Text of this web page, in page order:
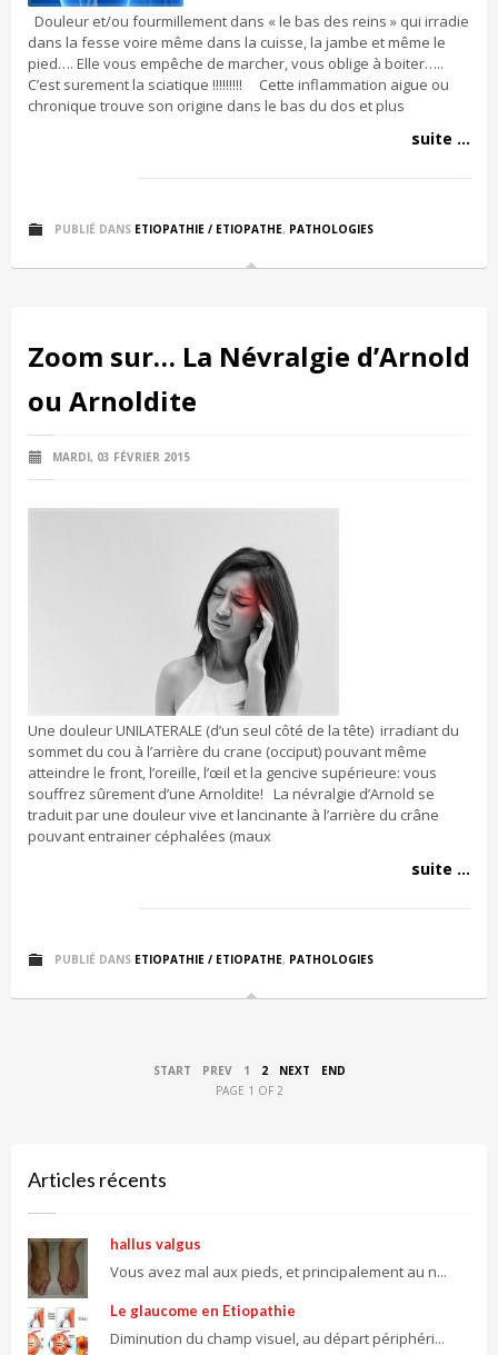
Douleur et/ou fourmillement dans « le bas des reins » qui irradie
dans la fesse voire même dans la cuisse, la jambe et même le
pied…. Elle vous empêche de marcher, vous oblige à boiter…..
C’est surement la sciatique !!!!!!!!! Cette inflammation aigue ou
chronique trouve son origine dans le bas du dos et plus
suite ...
PUBLIÉ DANS ETIOPATHIE / ETIOPATHE, PATHOLOGIES
Zoom sur… La Névralgie d’Arnold
ou Arnoldite
MARDI, 03 FÉVRIER 2015
Une douleur UNILATERALE (d’un seul côté de la tête) irradiant du
sommet du cou à l’arrière du crane (occiput) pouvant même
atteindre le front, l’oreille, l’œil et la gencive supérieure: vous
souffrez sûrement d’une Arnoldite! La névralgie d’Arnold se
traduit par une douleur vive et lancinante à l’arrière du crâne
pouvant entrainer céphalées (maux
suite ...
PUBLIÉ DANS ETIOPATHIE / ETIOPATHE, PATHOLOGIES
START PREV 1 2 NEXT
END
PAGE 1 OF 2
Articles récents
hallus valgus
Vous avez mal aux pieds, et principalement au n...
Le glaucome en Etiopathie
Diminution du champ visuel, au départ périphéri...